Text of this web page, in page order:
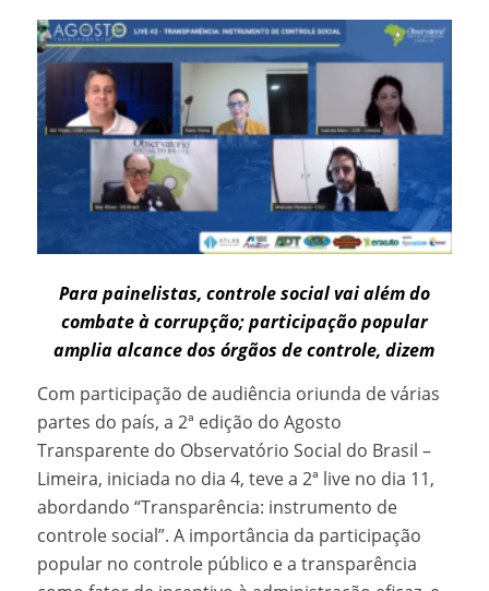
Para painelistas, controle social vai além do
combate à corrupção; participação popular
amplia alcance dos órgãos de controle, dizem
Com participação de audiência oriunda de várias
partes do país, a 2ª edição do Agosto
Transparente do Observatório Social do Brasil –
Limeira, iniciada no dia 4, teve a 2ª live no dia 11,
abordando “Transparência: instrumento de
controle social”. A importância da participação
popular no controle público e a transparência